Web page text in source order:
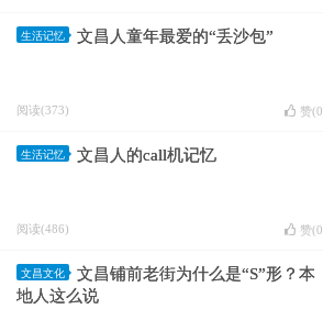
生活记忆 文昌人童年最爱的“丢沙包”
阅读(373) 赞(0
生活记忆 文昌人的call机记忆
阅读(486) 赞(0
文昌文化
文昌铺前老街为什么是“S”形？本
地人这么说